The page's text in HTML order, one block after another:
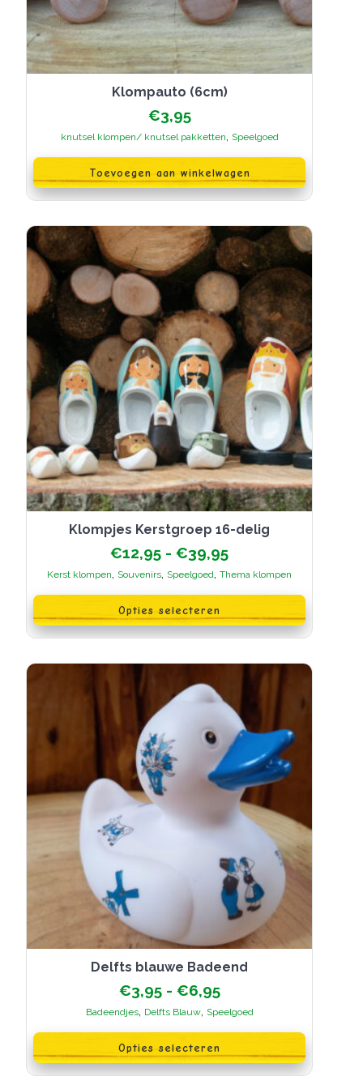
Klompauto (6cm)
€3,95
knutsel klompen/ knutsel pakketten, Speelgoed
Toevoegen aan winkelwagen
Klompjes Kerstgroep 16-delig
€12,95 - €39,95Prijsklasse:
€12,95
tot
€39,95
Kerst klompen, Souvenirs, Speelgoed, Thema klompen
Opties selecteren
product
heeft
meerdere
variaties.
optie
de
productpagina
Delfts blauwe Badeend
€3,95 - €6,95Prijsklasse:
€3,95
tot
€6,95
Badeendjes, Delfts Blauw, Speelgoed
Opties selecteren
product
heeft
meerdere
variaties.